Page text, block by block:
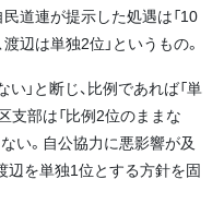
道連が提示した処遇は「10
辺は単独2位」というもの。
」と断じ、比例であれば「単
支部は「比例2位のままな
い。自公協力に悪影響が及
辺を単独1位とする方針を固